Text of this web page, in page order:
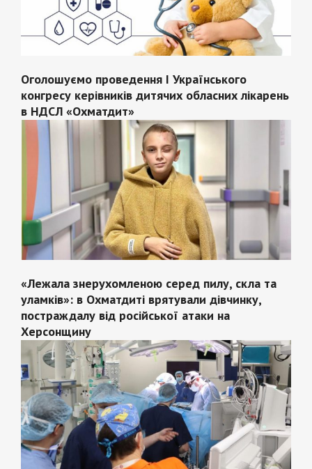
Оголошуємо проведення І Українського
конгресу керівників дитячих обласних лікарень
в НДСЛ «Охматдит»
«Лежала знерухомленою серед пилу, скла та
уламків»: в Охматдиті врятували дівчинку,
постраждалу від російської атаки на
Херсонщину